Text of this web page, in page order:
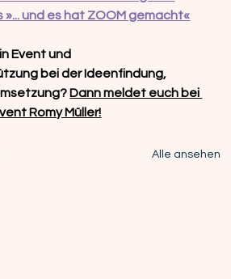
und es hat ZOOM gemacht«
Event und
bei der Ideenfindung,
Dann meldet euch bei
Romy Müller!
Alle ansehen